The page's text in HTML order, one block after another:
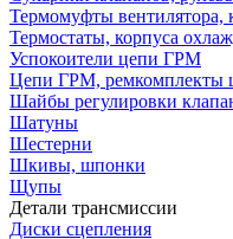
Термомуфты
Термостаты, корпуса
Успокоители цепи ГРМ
Цепи ГРМ, ремкомплекты
Шайбы регулировки
Шатуны
Шестерни
Шкивы, шпонки
Щупы
Детали трансмиссии
Диски сцепления